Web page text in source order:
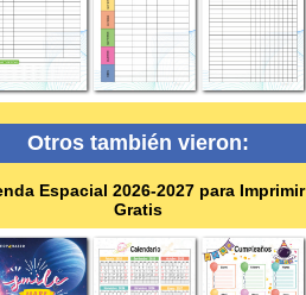
Otros también vieron:
Espacial 2026-2027 para Imprimir
Gratis